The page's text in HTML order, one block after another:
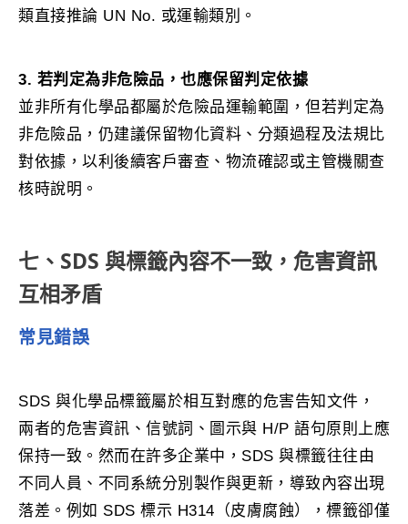
類直接推論 UN No. 或運輸類別。
3. 若判定為非危險品，也應保留判定依據
並非所有化學品都屬於危險品運輸範圍，但若判定為
非危險品，仍建議保留物化資料、分類過程及法規比
對依據，以利後續客戶審查、物流確認或主管機關查
核時說明。
七、SDS 與標籤內容不一致，危害資訊
互相矛盾
常見錯誤
SDS 與化學品標籤屬於相互對應的危害告知文件，
兩者的危害資訊、信號詞、圖示與 H/P 語句原則上應
保持一致。然而在許多企業中，SDS 與標籤往往由
不同人員、不同系統分別製作與更新，導致內容出現
落差。例如 SDS 標示 H314（皮膚腐蝕），標籤卻僅